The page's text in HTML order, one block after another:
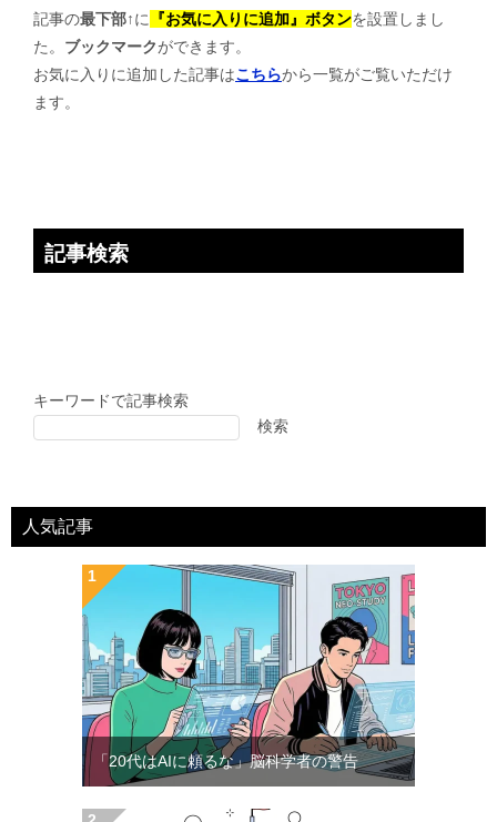
記事の最下部↑に 『お気に入りに追加』ボタンを設置しまし
た。 ブックマークができます。
お気に入りに追加した記事はこちらから一覧がご覧いただけ
ます。
記事検索
キーワードで記事検索
検索
人気記事
「20代はAIに頼るな」脳科学者の警告